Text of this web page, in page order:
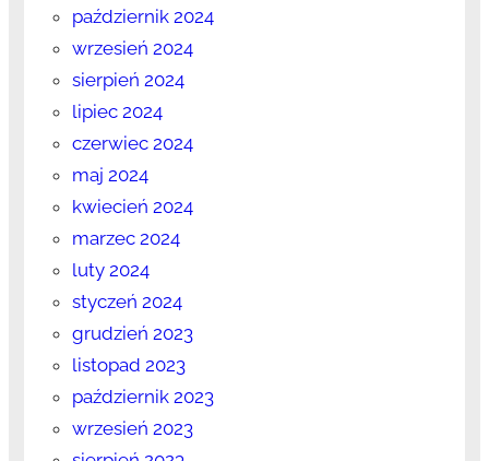
październik 2024
wrzesień 2024
sierpień 2024
lipiec 2024
czerwiec 2024
maj 2024
kwiecień 2024
marzec 2024
luty 2024
styczeń 2024
grudzień 2023
listopad 2023
październik 2023
wrzesień 2023